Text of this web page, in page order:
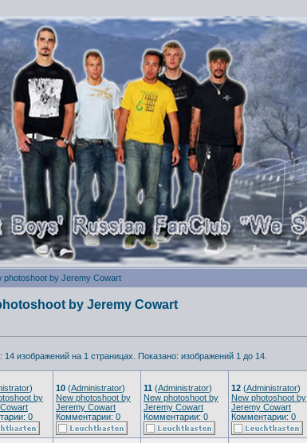
photoshoot by Jeremy Cowart
by Jeremy Cowart
14 изображений на 1 страницах. Показано: изображений 1 до 14.
)
by
0
10 (Administrator)
New photoshoot by
Jeremy Cowart
Комментарии: 0
11 (Administrator)
New photoshoot by
Jeremy Cowart
Комментарии: 0
12 (Administrator)
New photoshoot by
Jeremy Cowart
Комментарии: 0